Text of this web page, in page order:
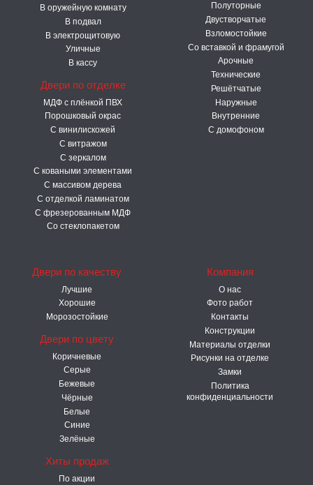
В оружейную комнату
В подвал
В электрощитовую
Уличные
В кассу
Двери по отделке
МДФ с плёнкой ПВХ
Порошковый окрас
С винилискожей
С витражом
С зеркалом
С коваными элементами
С массивом дерева
С отделкой ламинатом
С фрезерованным МДФ
Со стеклопакетом
Полуторные
Двустворчатые
Взломостойкие
Со вставкой и фрамугой
Арочные
Технические
Решётчатые
Наружные
Внутренние
С домофоном
Двери по качеству
Лучшие
Хорошие
Морозостойкие
Двери по цвету
Коричневые
Серые
Бежевые
Чёрные
Белые
Синие
Зелёные
Хиты продаж
По акции
Компания
О нас
Фото работ
Контакты
Конструкции
Материалы отделки
Рисунки на отделке
Замки
Политика
конфиденциальности